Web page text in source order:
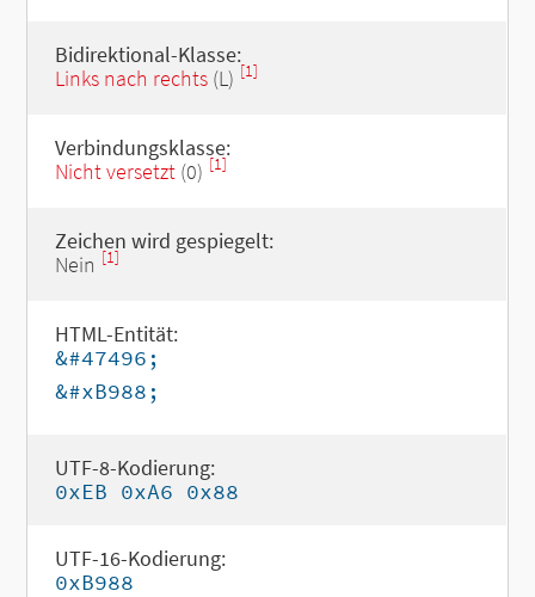
Bidirektional-Klasse:
Links nach rechts(L) [1]
Verbindungsklasse:
Nicht versetzt(0) [1]
Zeichen wird gespiegelt:
Nein [1]
HTML-Entität:
&#47496;
&#xB988;
UTF-8-Kodierung:
0xEB 0xA6 0x88
UTF-16-Kodierung:
0xB988